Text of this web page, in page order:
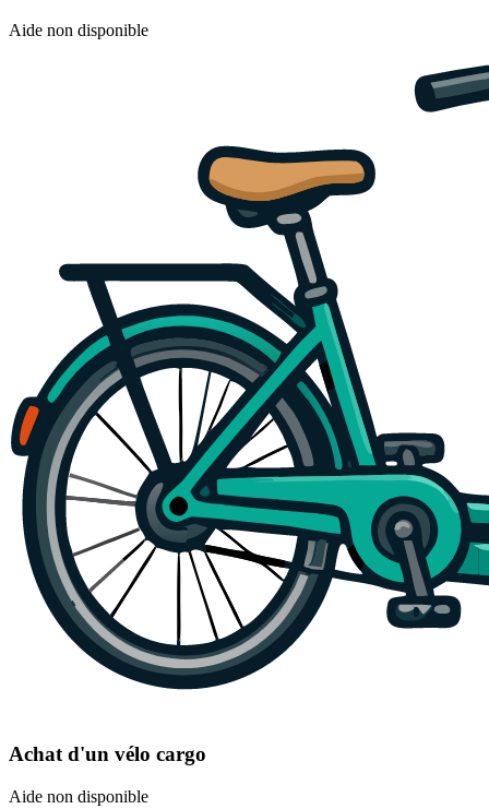
Aide non disponible
Achat d'un vélo cargo
Aide non disponible